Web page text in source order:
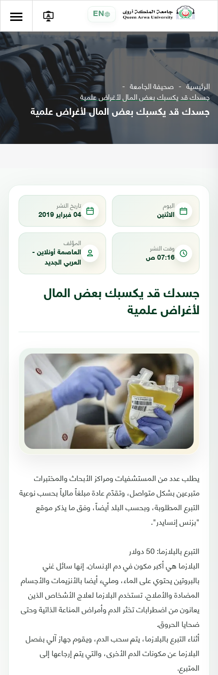
EN
الرئيسية صحيفة الجامعة
جسدك قد يكسبك بعض المال لأغراض علمية
جسدك قد يكسبك بعض المال لأغراض علمية
اليوم
الاثنين
تاريخ النشر
04 فبراير 2019
وقت النشر
07:16 ص
المؤلف
العاصمة أونلاين -
العربي الجديد
جسدك قد يكسبك بعض المال
لأغراض علمية
يطلب عدد من المستشفيات ومراكز الأبحاث والمختبرات
متبرعين بشكل متواصل، وتقدّم عادة مبلغاً مالياً بحسب نوعية
التبرع المطلوبة، وبحسب البلد أيضاً، وفق ما يذكر موقع
"بزنس إنسايدر".
التبرع بالبلازما: 50 دولار
البلازما هي أكبر مكون في دم الإنسان. إنها سائل غني
بالبروتين يحتوي على الماء، ومليء أيضا بالأنزيمات والأجسام
المضادة والأملاح. تستخدم البلازما لعلاج الأشخاص الذين
يعانون من اضطرابات تخثر الدم وأمراض المناعة الذاتية وحتى
ضحايا الحروق.
أثناء التبرع بالبلازما، يتم سحب الدم، ويقوم جهاز آلي بفصل
البلازما عن مكونات الدم الأخرى، والتي يتم إرجاعها إلى
المتبرع.